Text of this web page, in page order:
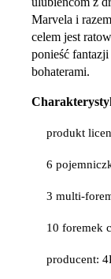
Marvela i
celem jest
ponieść
bohaterami.
produkt
6
3 multi-
10 foremek
producent: